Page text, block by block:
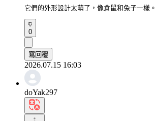
它們的外形設計太萌了，像倉鼠和兔子一樣。
0
寫回覆
2026.07.15 16:03
doYak297